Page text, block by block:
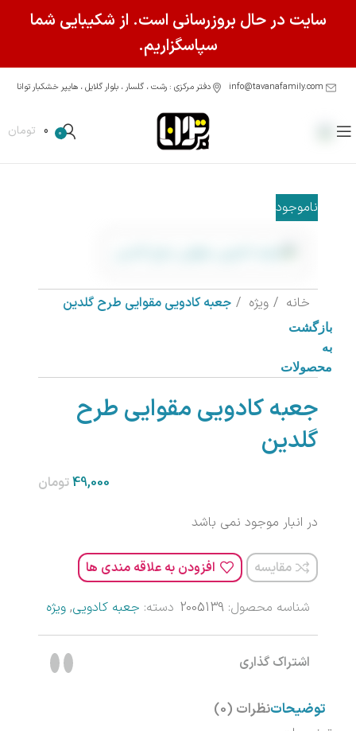
دفتر مرکزی : رشت ، گلسار ، بلوار گلایل ، هایپر خشکبار توانا
0
0 تومان
ناموجود
خانه ویژه جعبه کادویی مقوایی طرح گلدین
بازگشت
به
محصولات
جعبه کادویی مقوایی طرح
گلدین
تومان
در انبار موجود نمی باشد
مقایسه افزودن به علاقه مندی ها
شناسه محصول: 2005139 دسته: جعبه کادویی, ویژه
اشتراک گذاری
توضیحاتنظرات (0)
سایت در حال بروزرسانی است. از شکیبایی شما
سپاسگزاریم.